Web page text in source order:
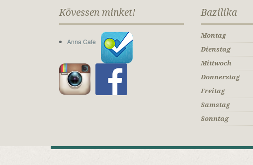
Kövessen minket!
Anna Cafe
Bazilika
Montag
Dienstag
Mittwoch
Donnerstag
Freitag
Samstag
Sonntag